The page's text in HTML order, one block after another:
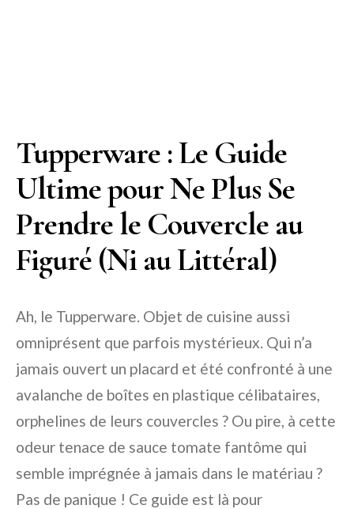
Tupperware : Le Guide
Ultime pour Ne Plus Se
Prendre le Couvercle au
Figuré (Ni au Littéral)
Ah, le Tupperware. Objet de cuisine aussi
omniprésent que parfois mystérieux. Qui n’a
jamais ouvert un placard et été confronté à une
avalanche de boîtes en plastique célibataires,
orphelines de leurs couvercles ? Ou pire, à cette
odeur tenace de sauce tomate fantôme qui
semble imprégnée à jamais dans le matériau ?
Pas de panique ! Ce guide est là pour